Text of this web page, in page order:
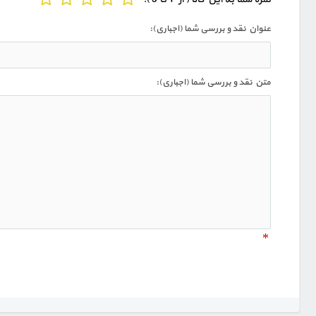
عنوان نقد و بررسی شما (اجباری):
متن نقد و بررسی شما (اجباری):
*